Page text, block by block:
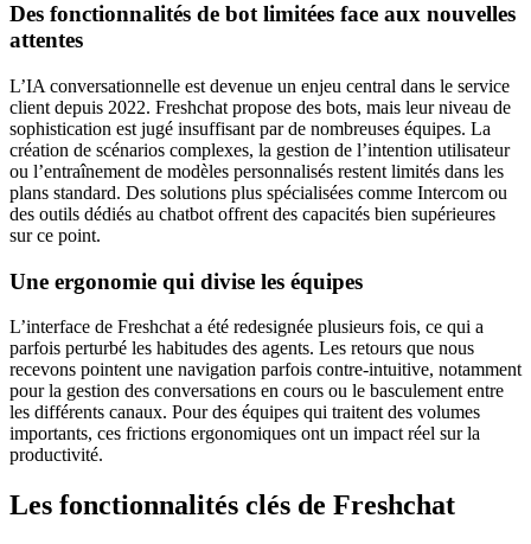
Des fonctionnalités de bot limitées face aux nouvelles
attentes
L’IA conversationnelle est devenue un enjeu central dans le service
client depuis 2022. Freshchat propose des bots, mais leur niveau de
sophistication est jugé insuffisant par de nombreuses équipes. La
création de scénarios complexes, la gestion de l’intention utilisateur
ou l’entraînement de modèles personnalisés restent limités dans les
plans standard. Des solutions plus spécialisées comme Intercom ou
des outils dédiés au chatbot offrent des capacités bien supérieures
sur ce point.
Une ergonomie qui divise les équipes
L’interface de Freshchat a été redesignée plusieurs fois, ce qui a
parfois perturbé les habitudes des agents. Les retours que nous
recevons pointent une navigation parfois contre-intuitive, notamment
pour la gestion des conversations en cours ou le basculement entre
les différents canaux. Pour des équipes qui traitent des volumes
importants, ces frictions ergonomiques ont un impact réel sur la
productivité.
Les fonctionnalités clés de Freshchat